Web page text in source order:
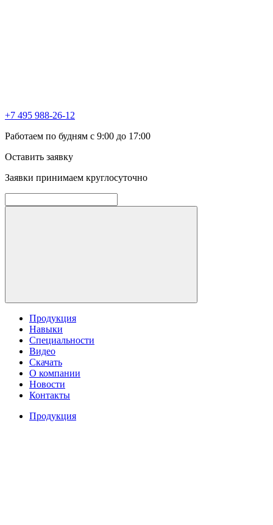
+7 495 988-26-12
Работаем по будням с 9:00 до 17:00
Оставить заявку
Заявки принимаем круглосуточно
Продукция
Навыки
Специальности
Видео
Скачать
О компании
Новости
Контакты
Продукция